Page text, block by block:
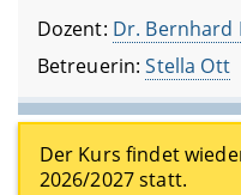
Dozent: Dr. Bernhard
Betreuerin:Stella Ott
Der Kurs findet
2026/2027 statt.